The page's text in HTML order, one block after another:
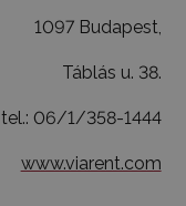
1097 Budapest,
Táblás u. 38.
tel.: 06/1/358-1444
www.viarent.com